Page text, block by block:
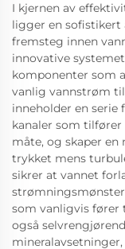
I kjernen av
ligger en sofistikert
fremsteg innen
innovative
komponenter som
vanlig vannstrøm
inneholder en serie
kanaler som
måte, og skaper
trykket mens
sikrer at vannet
som vanligvis fører
også